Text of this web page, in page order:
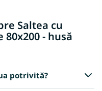
Saltea cu
- husă
potrivită?